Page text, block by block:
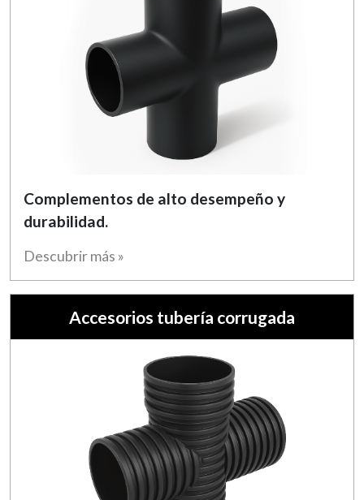
Complementos de alto desempeño y
durabilidad.
Descubrir más »
Accesorios tubería corrugada